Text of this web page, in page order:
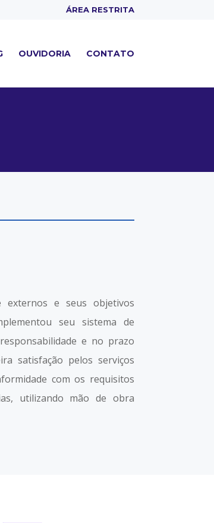
ÁREA RESTRITA
OUVIDORIA CONTATO
externos e seus objetivos
seu sistema de
e no prazo
satisfação pelos serviços
com os requisitos
utilizando mão de obra